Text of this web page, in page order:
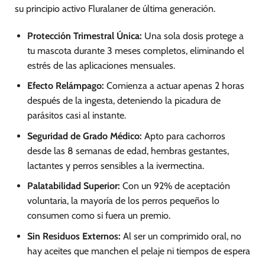
su principio activo Fluralaner de última generación.
Protección Trimestral Única: Una sola dosis protege a
tu mascota durante 3 meses completos, eliminando el
estrés de las aplicaciones mensuales.
Efecto Relámpago: Comienza a actuar apenas 2 horas
después de la ingesta, deteniendo la picadura de
parásitos casi al instante.
Seguridad de Grado Médico: Apto para cachorros
desde las 8 semanas de edad, hembras gestantes,
lactantes y perros sensibles a la ivermectina.
Palatabilidad Superior: Con un 92% de aceptación
voluntaria, la mayoría de los perros pequeños lo
consumen como si fuera un premio.
Sin Residuos Externos: Al ser un comprimido oral, no
hay aceites que manchen el pelaje ni tiempos de espera